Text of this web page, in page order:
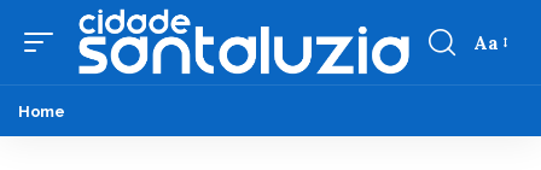
Aa
Home